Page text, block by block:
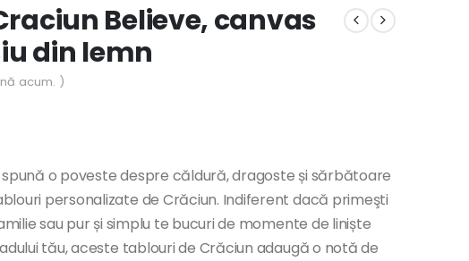
Believe, canvas
din lemn
acum. )
o poveste despre căldură, dragoste și sărbătoare
personalizate de Crăciun. Indiferent dacă primeşti
sau pur și simplu te bucuri de momente de liniște
tău, aceste tablouri de Crăciun adaugă o notă de